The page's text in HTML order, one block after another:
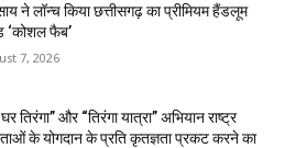
ने लॉन्च किया छत्तीसगढ़ का प्रीमियम हैंडलूम
‘कोशल फैब’
7, 2026
तिरंगा” और “तिरंगा यात्रा” अभियान राष्ट्र
के योगदान के प्रति कृतज्ञता प्रकट करने का